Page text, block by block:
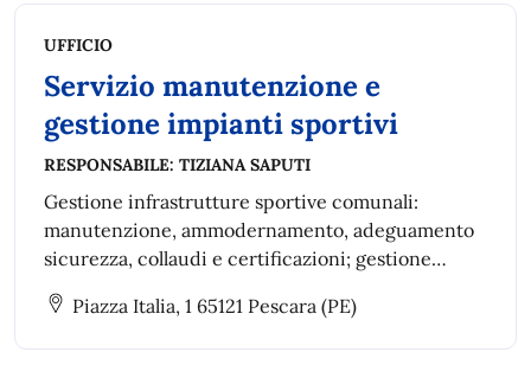
UFFICIO
Servizio manutenzione e
gestione impianti sportivi
RESPONSABILE: TIZIANA SAPUTI
Gestione infrastrutture sportive comunali:
manutenzione, ammodernamento, adeguamento
sicurezza, collaudi e certificazioni; gestione
impianti, rapporti contrattuali con associazioni,
regolamenti e utilizzo palestre scolastiche.
Piazza Italia, 1 65121 Pescara (PE)